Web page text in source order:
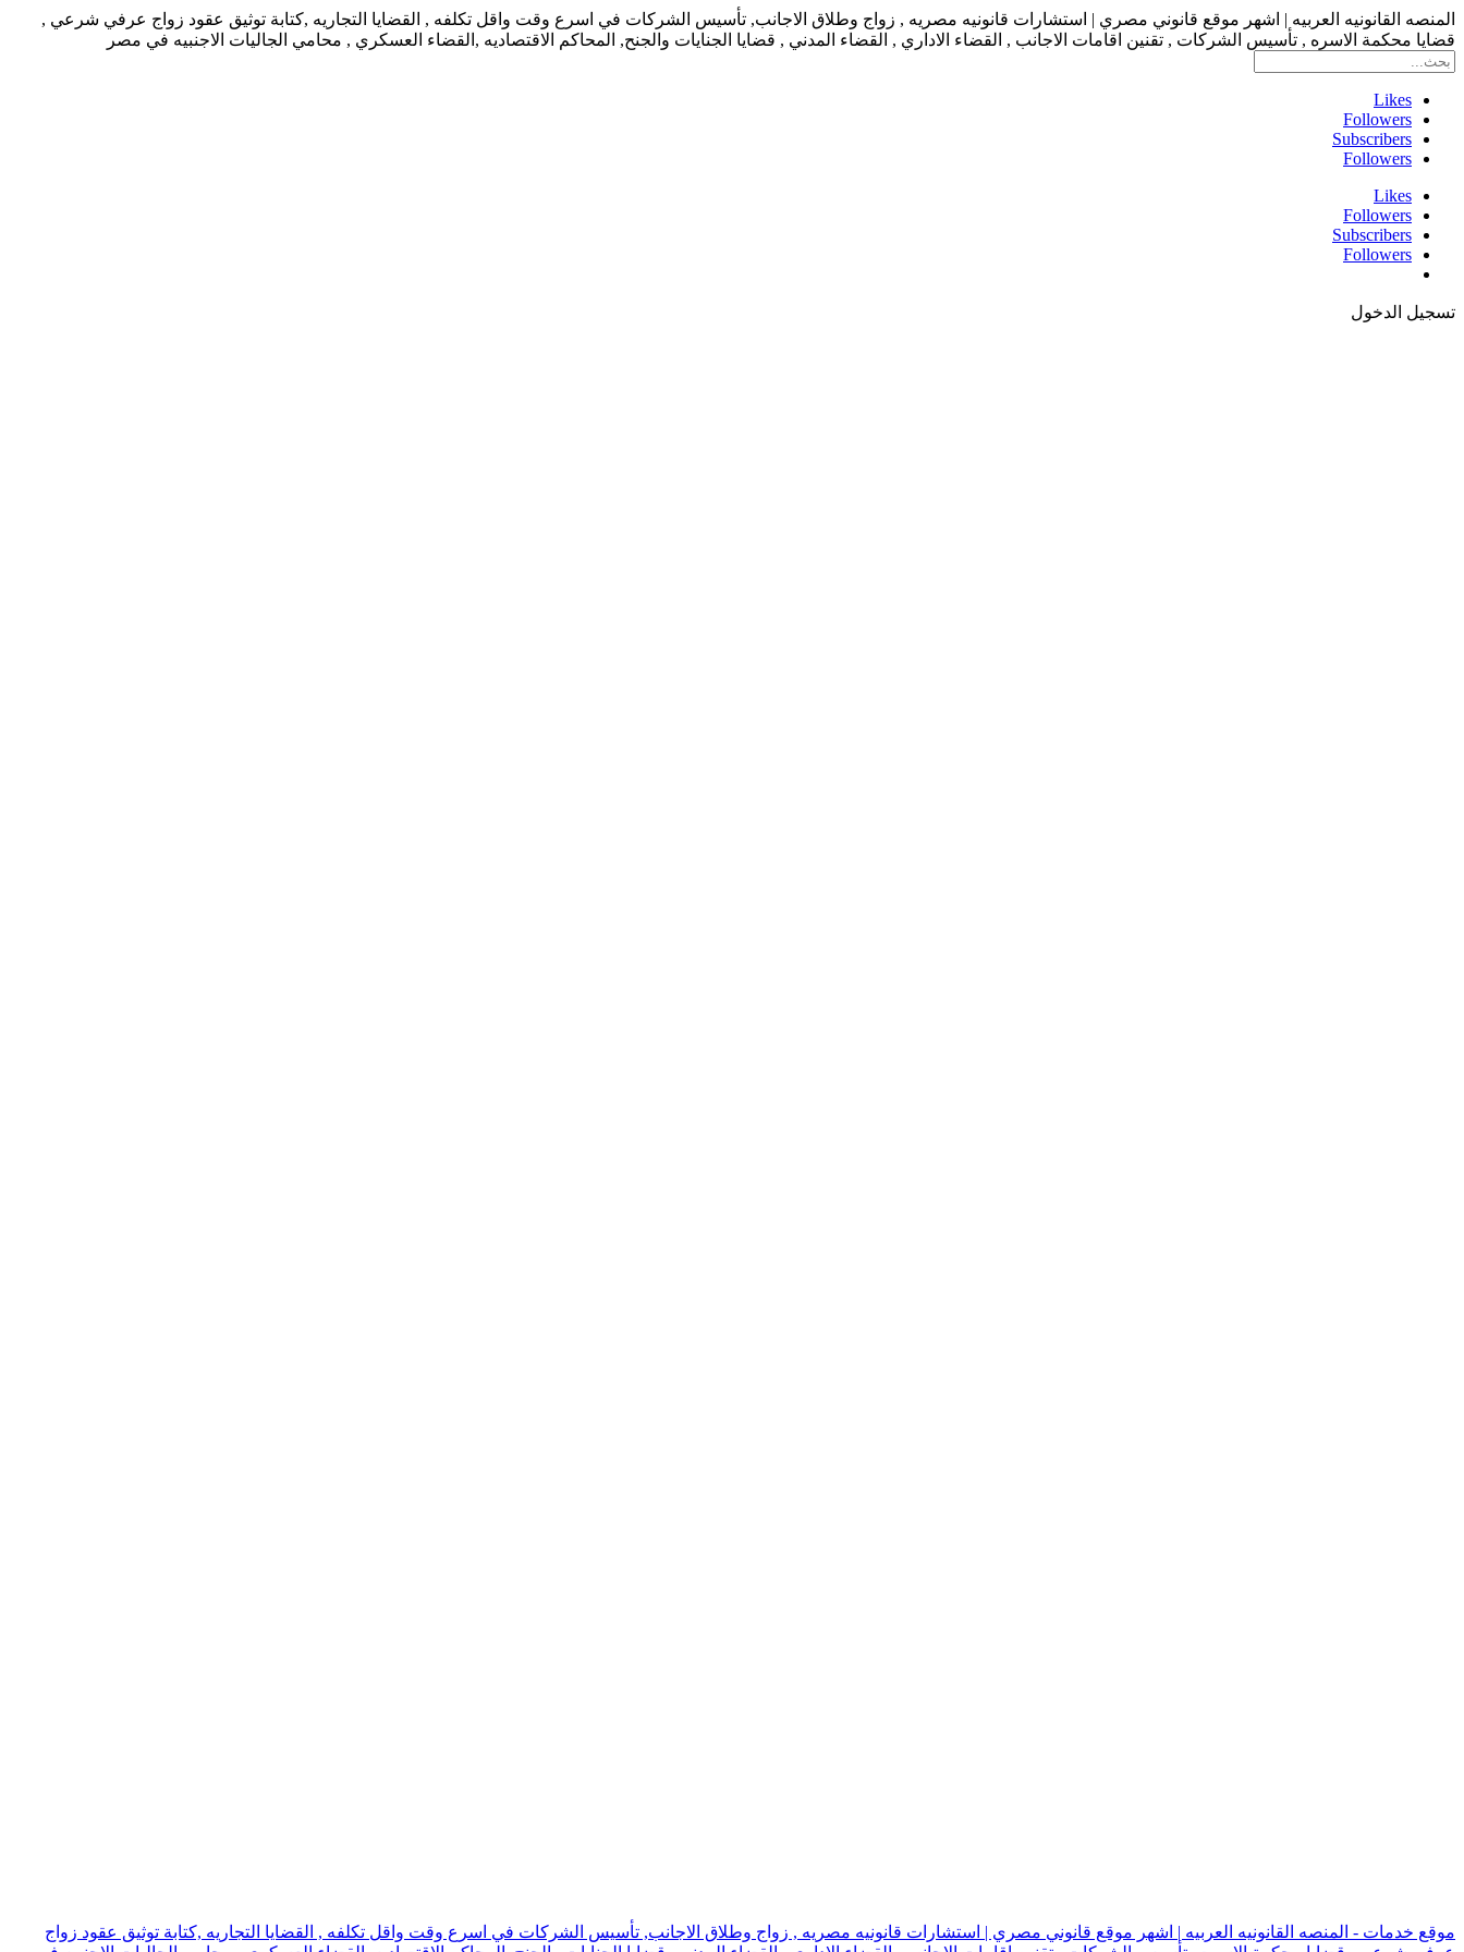
المنصه القانونيه العربيه | اشهر موقع قانوني مصري | استشارات قانونيه مصريه , زواج وطلاق الاجانب, تأسيس الشركات في اسرع وقت واقل تكلفه , القضايا التجاريه ,كتابة توثيق عقود زواج عرفي شرعي ,
قضايا محكمة الاسره , تأسيس الشركات , تقنين اقامات الاجانب , القضاء الاداري , القضاء المدني , قضايا الجنايات والجنح, المحاكم الاقتصاديه ,القضاء العسكري , محامي الجاليات الاجنبيه في مصر
Likes
Followers
Subscribers
Followers
Likes
Followers
Subscribers
Followers
تسجيل الدخول
موقع خدمات - المنصه القانونيه العربيه | اشهر موقع قانوني مصري | استشارات قانونيه مصريه , زواج وطلاق الاجانب, تأسيس الشركات في اسرع وقت واقل تكلفه , القضايا التجاريه ,كتابة توثيق عقود زواج